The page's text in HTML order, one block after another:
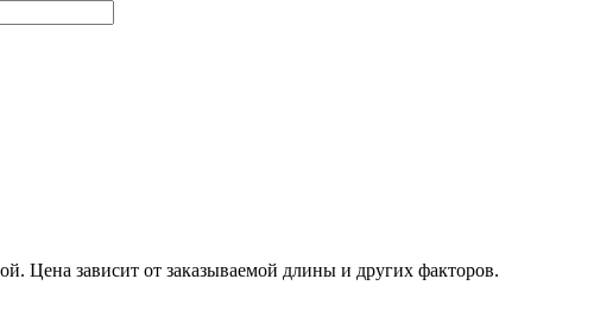
Цена зависит от заказываемой длины и других факторов.